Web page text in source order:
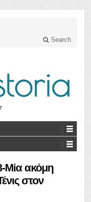
Search
Μία ακόμη
στον